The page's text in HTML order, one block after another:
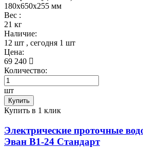
180x650x255 мм
Вес :
21 кг
Наличие:
12 шт , сегодня 1 шт
Цена:
69 240
Количество:
шт
Купить
Купить в 1 клик
Электрические проточные
Эван В1-24 Стандарт